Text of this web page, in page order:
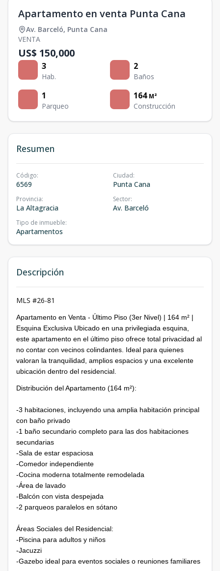
Apartamento en venta Punta Cana
Av. Barceló, Punta Cana
VENTA
US$ 150,000
3
Hab.
2
Baños
1
Parqueo
164 M²
Construcción
Resumen
Código:
6569
Ciudad:
Punta Cana
Provincia:
La Altagracia
Sector:
Av. Barceló
Tipo de inmueble:
Apartamentos
Descripción
MLS #26-81
Apartamento en Venta - Último Piso (3er Nivel) | 164 m² |
Esquina Exclusiva Ubicado en una privilegiada esquina,
este apartamento en el último piso ofrece total privacidad al
no contar con vecinos colindantes. Ideal para quienes
valoran la tranquilidad, amplios espacios y una excelente
ubicación dentro del residencial.
Distribución del Apartamento (164 m²):
-3 habitaciones, incluyendo una amplia habitación principal
con baño privado
-1 baño secundario completo para las dos habitaciones
secundarias
-Sala de estar espaciosa
-Comedor independiente
-Cocina moderna totalmente remodelada
-Área de lavado
-Balcón con vista despejada
-2 parqueos paralelos en sótano
Áreas Sociales del Residencial:
-Piscina para adultos y niños
-Jacuzzi
-Gazebo ideal para eventos sociales o reuniones familiares